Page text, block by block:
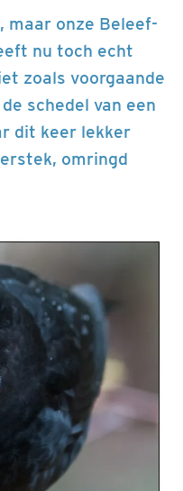
maar onze Beleef-
nu toch echt
zoals voorgaande
schedel van een
dit keer lekker
omringd